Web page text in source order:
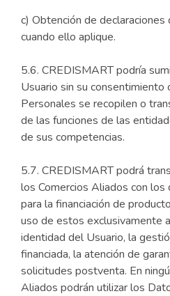
c) Obtención de
cuando ello aplique.
5.6. CREDISMART podría
Usuario sin su consentimiento
Personales se recopilen o
de las funciones de las
de sus competencias.
5.7. CREDISMART podrá
los Comercios Aliados con los
para la financiación de
uso de estos exclusivamente
identidad del Usuario, la
financiada, la atención de
solicitudes postventa. En
Aliados podrán utilizar los